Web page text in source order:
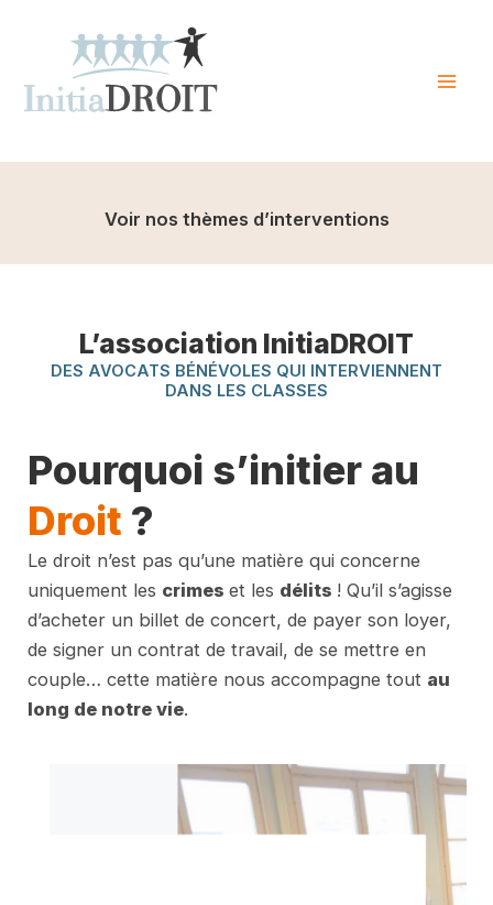
Voir nos thèmes d’interventions
L’association InitiaDROIT
DES AVOCATS BÉNÉVOLES QUI INTERVIENNENT
DANS LES CLASSES
Pourquoi s’initier au
Droit ?
Le droit n’est pas qu’une matière qui concerne
uniquement les crimes et les délits ! Qu’il s’agisse
d’acheter un billet de concert, de payer son loyer,
de signer un contrat de travail, de se mettre en
couple… cette matière nous accompagne tout au
long de notre vie.